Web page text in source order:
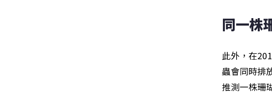
同一株
此外，在
蟲會同時排
推測一株珊